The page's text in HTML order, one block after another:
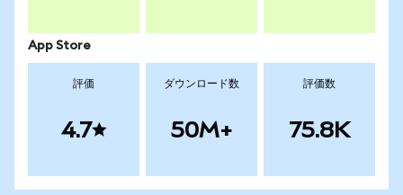
App Store
評価
4.7
ダウンロード数
50M+
評価数
75.8K